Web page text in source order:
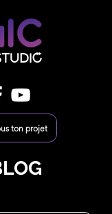
ton projet